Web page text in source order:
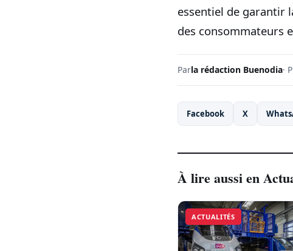
essentiel de garantir
des consommateurs
Parla rédaction Buenodia·
Facebook X
À lire aussi en
ACTUALITÉS